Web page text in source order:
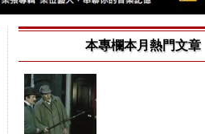
本專欄本月熱門文章